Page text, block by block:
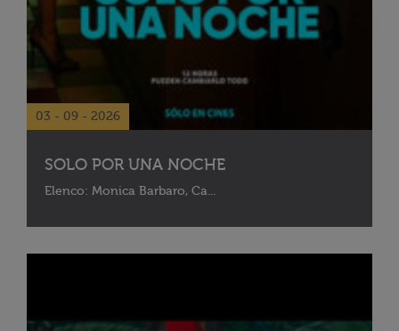
03 - 09 - 2026
SOLO POR UNA NOCHE
Elenco: Monica Barbaro, Ca...